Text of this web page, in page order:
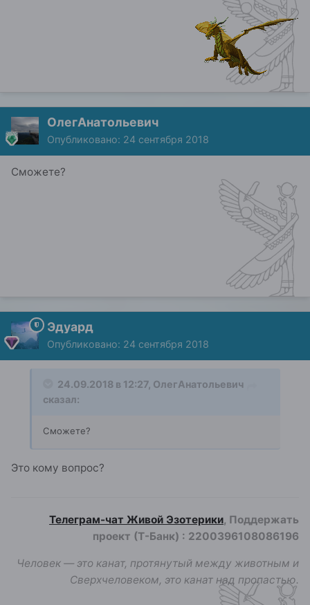
ОлегАнатольевич
Опубликовано: 24 сентября 2018
Сможете?
Эдуард
Опубликовано: 24 сентября 2018
24.09.2018 в 12:27, ОлегАнатольевич
сказал:
Сможете?
Это кому вопрос?
Телеграм-чат Живой Эзотерики, Поддержать
проект (Т-Банк) : 2200396108086196
Человек — это канат, протянутый между животным и
Сверхчеловеком, это канат над пропастью.